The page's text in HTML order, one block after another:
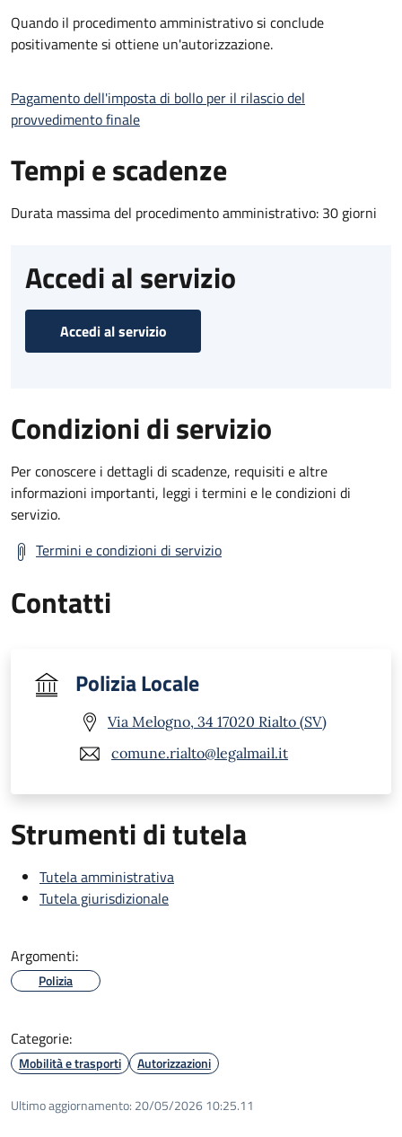
Quando il procedimento amministrativo si conclude
positivamente si ottiene un'autorizzazione.
Pagamento dell'imposta di bollo per il rilascio del
provvedimento finale
Tempi e scadenze
Durata massima del procedimento amministrativo: 30 giorni
Accedi al servizio
Accedi al servizio
Condizioni di servizio
Per conoscere i dettagli di scadenze, requisiti e altre
informazioni importanti, leggi i termini e le condizioni di
servizio.
Termini e condizioni di servizio
Contatti
Polizia Locale
Via Melogno, 34 17020 Rialto (SV)
comune.rialto@legalmail.it
Strumenti di tutela
Tutela amministrativa
Tutela giurisdizionale
Argomenti:
Polizia
Categorie:
Mobilità e trasporti Autorizzazioni
Ultimo aggiornamento: 20/05/2026 10:25.11